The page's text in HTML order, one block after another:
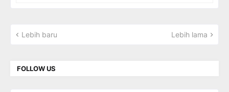
Lebih baru Lebih lama
FOLLOW US